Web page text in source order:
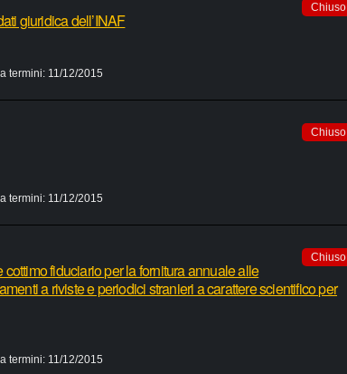
Chiuso
giuridica dell’INAF
termini: 11/12/2015
Chiuso
termini: 11/12/2015
Chiuso
fiduciario per la fornitura annuale alle
a riviste e periodici stranieri a carattere scientifico per
termini: 11/12/2015